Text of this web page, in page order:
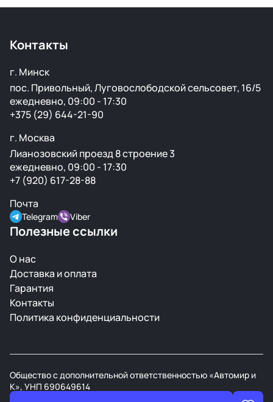
Контакты
г. Минск
пос. Привольный, Луговослободской сельсовет, 16/5
ежедневно, 09:00 - 17:30
+375 (29) 644-21-90
г. Москва
Лианозовский проезд 8 строение 3
ежедневно, 09:00 - 17:30
+7 (920) 617-28-88
Почта
Telegram Viber
Полезные ссылки
О нас
Доставка и оплата
Гарантия
Контакты
Политика конфиденциальности
Общество с дополнительной ответственностью «Автомир и
К», УНП 690649614
В торговом реестре РБ с 21 марта 2008г.